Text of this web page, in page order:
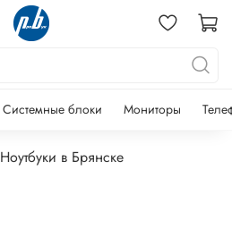
Системные блоки Мониторы
Ноутбуки в Брянске